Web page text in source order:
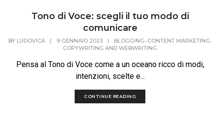
Tono di Voce: scegli il tuo modo di
comunicare
BY LUDOVICA | 9 GENNAIO 2023 | BLOGGING, CONTENT MARKETING,
COPYWRITING AND WEBWRITING
Pensa al Tono di Voce come a un oceano ricco di modi,
intenzioni, scelte e...
CONTINUE READING